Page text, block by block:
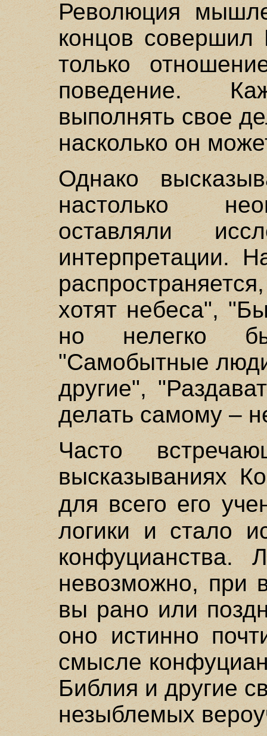
Революция
концов совершил
только
поведение.
выполнять свое
насколько он
Однако
настолько
оставляли
интерпретации.
хотят небеса",
но нелегко
"Самобытные
другие",
делать самому –
Часто
высказываниях
для всего его
логики и стало
конфуцианства.
невозможно, при
вы рано или
оно истинно
смысле
Библия и другие
незыблемых